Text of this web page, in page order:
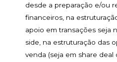
desde a preparação e/ou
financeiros, na
apoio em transações seja
side, na estruturação das
venda (seja em share deal